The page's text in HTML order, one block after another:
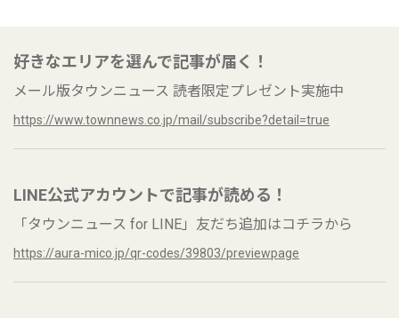
好きなエリアを選んで記事が届く！
メール版タウンニュース 読者限定プレゼント実施中
https://www.townnews.co.jp/mail/subscribe?detail=true
LINE公式アカウントで記事が読める！
「タウンニュース for LINE」友だち追加はコチラから
https://aura-mico.jp/qr-codes/39803/previewpage